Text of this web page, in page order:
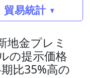
貿易統計
地金プレミ
の提示価格
比35%高の